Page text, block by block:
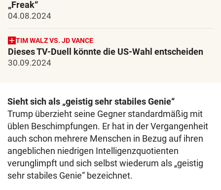
„Freak“
04.08.2024
TIM WALZ VS. JD VANCE
Dieses TV-Duell könnte die US-Wahl entscheiden
30.09.2024
Sieht sich als „geistig sehr stabiles Genie“
Trump überzieht seine Gegner standardmäßig mit
üblen Beschimpfungen. Er hat in der Vergangenheit
auch schon mehrere Menschen in Bezug auf ihren
angeblichen niedrigen Intelligenzquotienten
verunglimpft und sich selbst wiederum als „geistig
sehr stabiles Genie“ bezeichnet.